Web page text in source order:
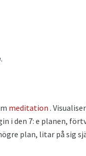
meditation .
i den 7: e planen,
plan, litar på sig